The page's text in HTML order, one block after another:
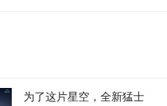
为了这片星空，全新猛士